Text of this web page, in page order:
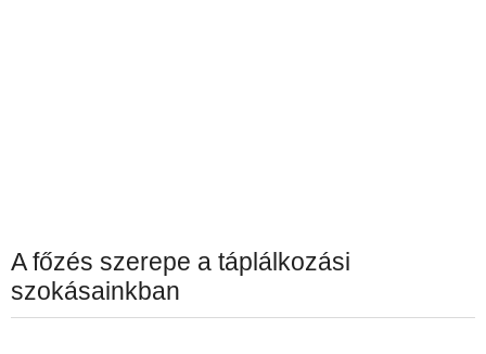
A főzés szerepe a táplálkozási
szokásainkban